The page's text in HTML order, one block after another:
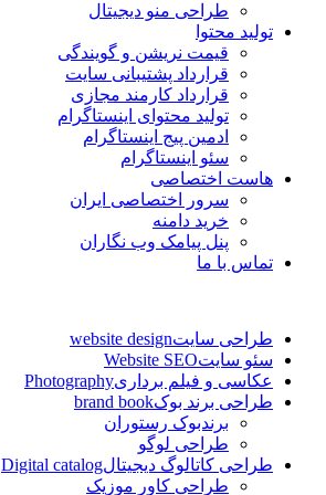
طراحی منو دیجیتال
تولید محتوا
قیمت نریشن و گویندگی
قرارداد پشتیبانی سایت
قرارداد کارمند مجازی
تولید محتوای اینستاگرام
ادمین پیج اینستاگرام
سئو اینستاگرام
هاست اختصاصی
سرور اختصاصی ایران
خرید دامنه
پنل پیامک وب نگاران
تماس با ما
طراحی سایتwebsite design
سئو سایتWebsite SEO
عکاسی و فیلم برداریPhotography
طراحی برند بوکbrand book
برندبوک رستوران
طراحی لوگو
طراحی کاتالوگ دیجیتالDigital catalog
طراحی کاور موزیک